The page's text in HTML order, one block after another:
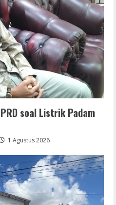
soal Listrik Padam
1 Agustus 2026